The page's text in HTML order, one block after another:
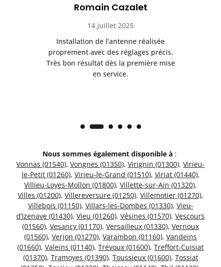
Romain Cazalet
14 juillet 2025
Installation de l’antenne réalisée
proprement avec des réglages précis.
Très bon résultat dès la première mise
en service.
Nous sommes également disponible à :
Vonnas (01540), Vongnes (01350), Virignin (01300), Virieu-
le-Petit (01260), Virieu-le-Grand (01510), Viriat (01440),
Villieu-Loyes-Mollon (01800), Villette-sur-Ain (01320),
Villes (01200), Villereversure (01250), Villemotier (01270),
Villebois (01150), Villars-les-Dombes (01330), Vieu-
d’Izenave (01430), Vieu (01260), Vésines (01570), Vescours
(01560), Vesancy (01170), Versailleux (01330), Vernoux
(01560), Verjon (01270), Varambon (01160), Vandeins
(01660), Valeins (01140), Trévoux (01600), Treffort-Cuisiat
(01370), Tramoyes (01390), Toussieux (01600), Tossiat